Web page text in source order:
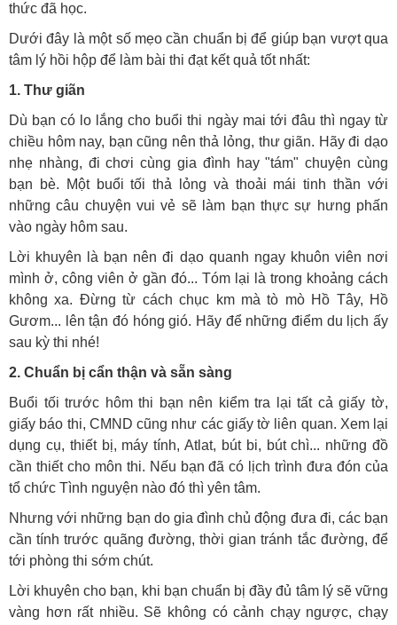
thức đã học.
Dưới đây là một số mẹo cần chuẩn bị để giúp bạn vượt qua
tâm lý hồi hộp để làm bài thi đạt kết quả tốt nhất:
1. Thư giãn
Dù bạn có lo lắng cho buổi thi ngày mai tới đâu thì ngay từ
chiều hôm nay, bạn cũng nên thả lỏng, thư giãn. Hãy đi dạo
nhẹ nhàng, đi chơi cùng gia đình hay "tám" chuyện cùng
bạn bè. Một buổi tối thả lỏng và thoải mái tinh thần với
những câu chuyện vui vẻ sẽ làm bạn thực sự hưng phấn
vào ngày hôm sau.
Lời khuyên là bạn nên đi dạo quanh ngay khuôn viên nơi
mình ở, công viên ở gần đó... Tóm lại là trong khoảng cách
không xa. Đừng từ cách chục km mà tò mò Hồ Tây, Hồ
Gươm... lên tận đó hóng gió. Hãy để những điểm du lịch ấy
sau kỳ thi nhé!
2. Chuẩn bị cẩn thận và sẵn sàng
Buổi tối trước hôm thi bạn nên kiểm tra lại tất cả giấy tờ,
giấy báo thi, CMND cũng như các giấy tờ liên quan. Xem lại
dụng cụ, thiết bị, máy tính, Atlat, bút bi, bút chì... những đồ
cần thiết cho môn thi. Nếu bạn đã có lịch trình đưa đón của
tổ chức Tình nguyện nào đó thì yên tâm.
Nhưng với những bạn do gia đình chủ động đưa đi, các bạn
cần tính trước quãng đường, thời gian tránh tắc đường, để
tới phòng thi sớm chút.
Lời khuyên cho bạn, khi bạn chuẩn bị đầy đủ tâm lý sẽ vững
vàng hơn rất nhiều. Sẽ không có cảnh chạy ngược, chạy